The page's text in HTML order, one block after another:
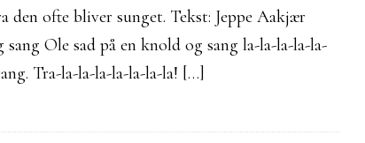
den ofte bliver sunget. Tekst: Jeppe Aakjær
Ole sad på en knold og sang la-la-la-la-la-
Tra-la-la-la-la-la-la-la! […]